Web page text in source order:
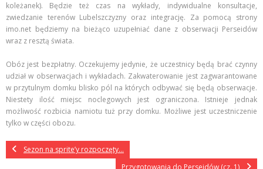
koleżanek). Będzie też czas na wykłady, indywidualne konsultacje,
zwiedzanie terenów Lubelszczyzny oraz integrację. Za pomocą strony
imo.net będziemy na bieżąco uzupełniać dane z obserwacji Perseidów
wraz z resztą świata.
Obóz jest bezpłatny. Oczekujemy jedynie, że uczestnicy będą brać czynny
udział w obserwacjach i wykładach. Zakwaterowanie jest zagwarantowane
w przytulnym domku blisko pól na których odbywać się będą obserwacje.
Niestety ilość miejsc noclegowych jest ograniczona. Istnieje jednak
możliwość rozbicia namiotu tuż przy domku. Możliwe jest uczestniczenie
tylko w części obozu.
Sezon na sprite’y rozpoczęty…